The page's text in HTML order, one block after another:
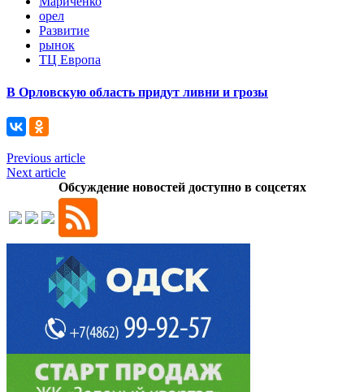
орел
Развитие
рынок
ТЦ Европа
В Орловскую область придут ливни и грозы
Previous article
Next article
Обсуждение новостей доступно в соцсетях